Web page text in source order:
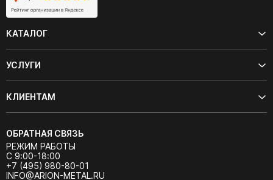
КАТАЛОГ
УСЛУГИ
КЛИЕНТАМ
ОБРАТНАЯ СВЯЗЬ
РЕЖИМ РАБОТЫ
С 9:00-18:00
+7 (495) 980-80-01
INFO@ARION-METAL.RU